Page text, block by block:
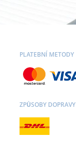
PLATEBNÍ METODY
ZPŮSOBY DOPRAVY